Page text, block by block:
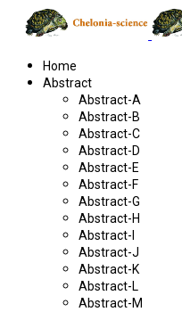
Home
Abstract
Abstract-A
Abstract-B
Abstract-C
Abstract-D
Abstract-E
Abstract-F
Abstract-G
Abstract-H
Abstract-I
Abstract-J
Abstract-K
Abstract-L
Abstract-M